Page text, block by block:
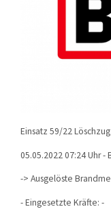
Einsatz 59/22
05.05.2022 07:24 Uhr -
-> Ausgelöste
- Eingesetzte Kräfte: -